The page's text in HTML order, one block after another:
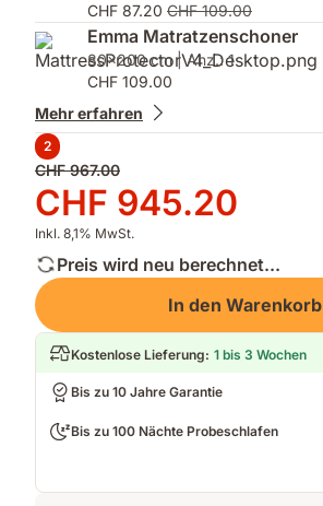
CHF 87.20 CHF 109.00
Emma Matratzenschoner
80x200 cm | Anz.: 1
CHF 109.00
Mehr erfahren
2
Ursprünglicher
Preis
CHF 967.00
CHF 967.00
Preis
CHF 945.20
CHF 945.20
Inkl. 8,1% MwSt.
Preis wird neu berechnet...
In den Warenkorb
Kostenlose Lieferung: 1 bis 3 Wochen
Bis zu 10 Jahre Garantie
Bis zu 100 Nächte Probeschlafen